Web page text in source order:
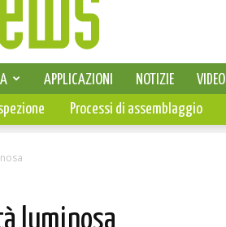
DI ELETTRONICA
APPLICAZIONI NOTIZIE
VIDEO
Processi di assemblaggio
luminosa